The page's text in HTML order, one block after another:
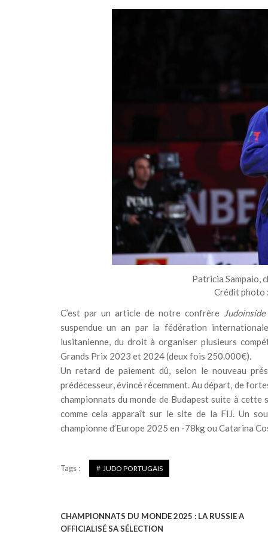
Patricia Sampaio,
Crédit photo
C’est par un article de notre confrère Judoinside
suspendue un an par la fédération
lusitanienne, du droit à organiser plusieurs
Grands Prix 2023 et 2024 (deux fois 250.000€).
Un retard de paiement dû, selon le nouveau
prédécesseur, évincé récemment. Au départ, de
championnats du monde de Budapest suite à
comme cela apparaît sur le site de la FIJ. Un
championne d’Europe 2025 en -78kg ou Catarina
Tags : JUDO PORTUGAIS
N
CHAMPIONNATS DU MONDE 2025 : LA RUSSIE A
OFFICIALISÉ SA SÉLECTION